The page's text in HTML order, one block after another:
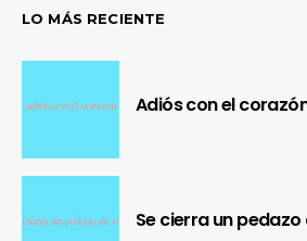
LO MÁS RECIENTE
Adiós con el
Se cierra un